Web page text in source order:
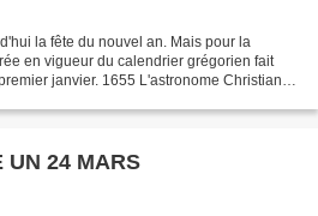
la fête du nouvel an. Mais pour la
en vigueur du calendrier grégorien fait
janvier. 1655 L'astronome Christian
UN 24 MARS